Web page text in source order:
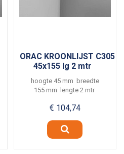
ORAC KROONLIJST C305
45x155 lg 2 mtr
hoogte 45 mm breedte
155 mm lengte 2 mtr
€ 104,74